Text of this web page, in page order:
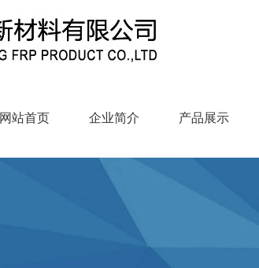
网站首页 企业简介 产品展示